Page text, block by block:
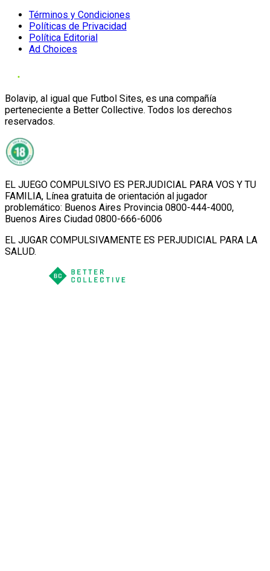
Términos y Condiciones
Políticas de Privacidad
Política Editorial
Ad Choices
Bolavip, al igual que Futbol Sites, es una compañía
perteneciente a Better Collective. Todos los derechos
reservados.
EL JUEGO COMPULSIVO ES PERJUDICIAL PARA VOS Y TU
FAMILIA, Línea gratuita de orientación al jugador
problemático: Buenos Aires Provincia 0800-444-4000,
Buenos Aires Ciudad 0800-666-6006
EL JUGAR COMPULSIVAMENTE ES PERJUDICIAL PARA LA
SALUD.